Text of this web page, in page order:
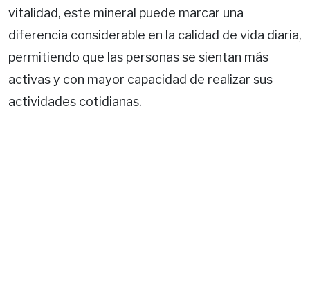
vitalidad, este mineral puede marcar una
diferencia considerable en la calidad de vida diaria,
permitiendo que las personas se sientan más
activas y con mayor capacidad de realizar sus
actividades cotidianas.